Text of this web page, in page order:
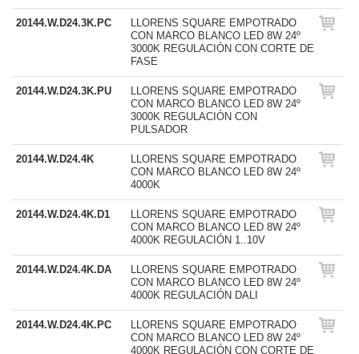
20144.W.D24.3K.PC
LLORENS SQUARE EMPOTRADO
CON MARCO BLANCO LED 8W 24º
3000K REGULACIÓN CON CORTE DE
FASE
20144.W.D24.3K.PU
LLORENS SQUARE EMPOTRADO
CON MARCO BLANCO LED 8W 24º
3000K REGULACIÓN CON
PULSADOR
20144.W.D24.4K
LLORENS SQUARE EMPOTRADO
CON MARCO BLANCO LED 8W 24º
4000K
20144.W.D24.4K.D1
LLORENS SQUARE EMPOTRADO
CON MARCO BLANCO LED 8W 24º
4000K REGULACIÓN 1..10V
20144.W.D24.4K.DA
LLORENS SQUARE EMPOTRADO
CON MARCO BLANCO LED 8W 24º
4000K REGULACIÓN DALI
20144.W.D24.4K.PC
LLORENS SQUARE EMPOTRADO
CON MARCO BLANCO LED 8W 24º
4000K REGULACIÓN CON CORTE DE